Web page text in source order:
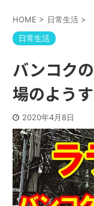
HOME > 日常生活 >
日常生活
バンコク
場のようす
2020年4月8日